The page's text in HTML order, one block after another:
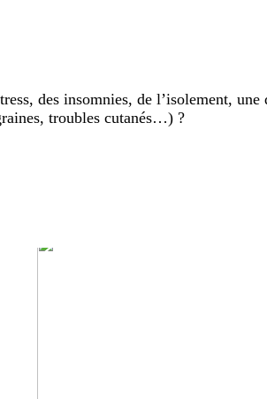
des insomnies, de l’isolement,
troubles cutanés…) ?